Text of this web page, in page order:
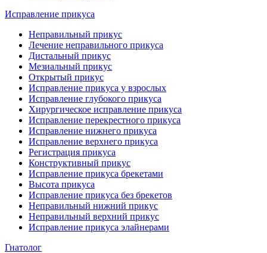
Исправление прикуса
Неправильный прикус
Лечение неправильного прикуса
Дистальный прикус
Мезиальный прикус
Открытый прикус
Исправление прикуса у взрослых
Исправление глубокого прикуса
Хирургическое исправление прикуса
Исправление перекрестного прикуса
Исправление нижнего прикуса
Исправление верхнего прикуса
Регистрация прикуса
Конструктивный прикус
Исправление прикуса брекетами
Высота прикуса
Исправление прикуса без брекетов
Неправильный нижний прикус
Неправильный верхний прикус
Исправление прикуса элайнерами
Гнатолог